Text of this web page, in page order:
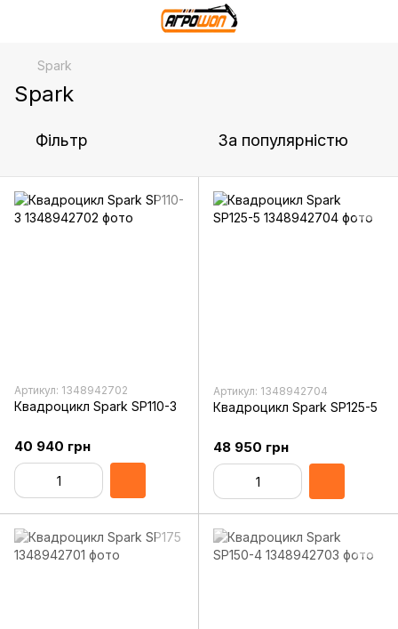
Spark
Spark
Фільтр За популярністю
Артикул: 1348942702
Квадроцикл Spark SP110-3
40 940 грн
Артикул: 1348942704
Квадроцикл Spark SP125-5
48 950 грн